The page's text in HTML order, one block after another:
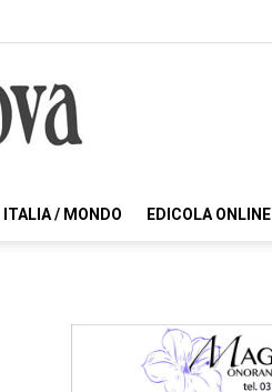
ITALIA / MONDO EDICOLA ONLINE